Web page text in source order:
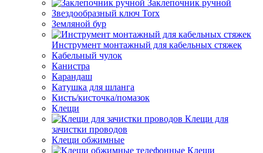
Заклепочник ручной
Звездообразный ключ Torx
Земляной бур
Инструмент монтажный для кабельных стяжек
Кабельный чулок
Канистра
Карандаш
Катушка для шланга
Кисть/кисточка/помазок
Клещи
Клещи для
зачистки проводов
Клещи обжимные
Клещи